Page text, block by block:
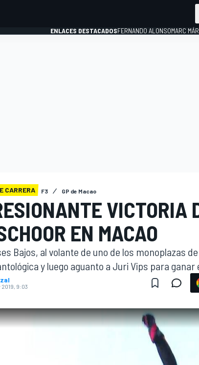
ENLACES DESTACADOSFERNANDO ALONSOMARC
CARRERA F3 GP de Macao
VICTORIA
EN MACAO
Bajos, al volante de uno de los monoplazas
y luego aguanto a Juri Vips para ganar
2019, 9:03